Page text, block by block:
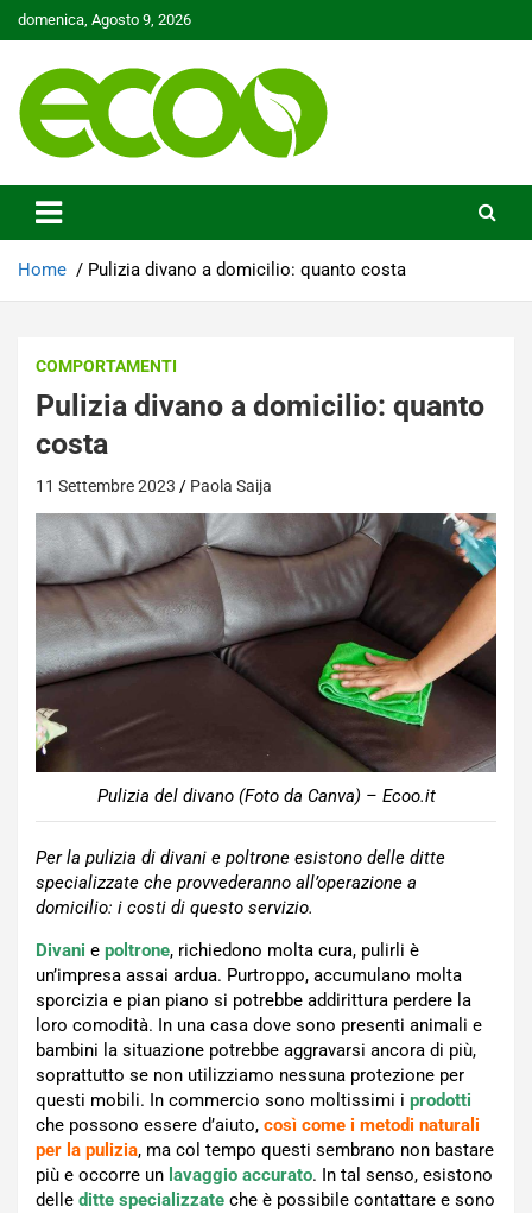
Skip
to
domenica, Agosto 9, 2026
Ecoo.it
Home Pulizia divano a domicilio: quanto costa
COMPORTAMENTI
Pulizia divano a domicilio: quanto
costa
11 Settembre 2023 Paola Saija
Pulizia del divano (Foto da Canva) – Ecoo.it
Per la pulizia di divani e poltrone esistono delle ditte
specializzate che provvederanno all’operazione a
domicilio: i costi di questo servizio.
Divani e poltrone, richiedono molta cura, pulirli è
un’impresa assai ardua. Purtroppo, accumulano molta
sporcizia e pian piano si potrebbe addirittura perdere la
loro comodità. In una casa dove sono presenti animali e
bambini la situazione potrebbe aggravarsi ancora di più,
soprattutto se non utilizziamo nessuna protezione per
questi mobili. In commercio sono moltissimi i prodotti
che possono essere d’aiuto, così come i metodi naturali
per la pulizia, ma col tempo questi sembrano non bastare
più e occorre un lavaggio accurato. In tal senso, esistono
delle ditte specializzate che è possibile contattare e sono